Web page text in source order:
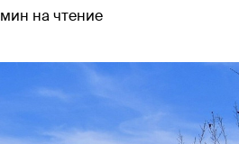
мин на чтение